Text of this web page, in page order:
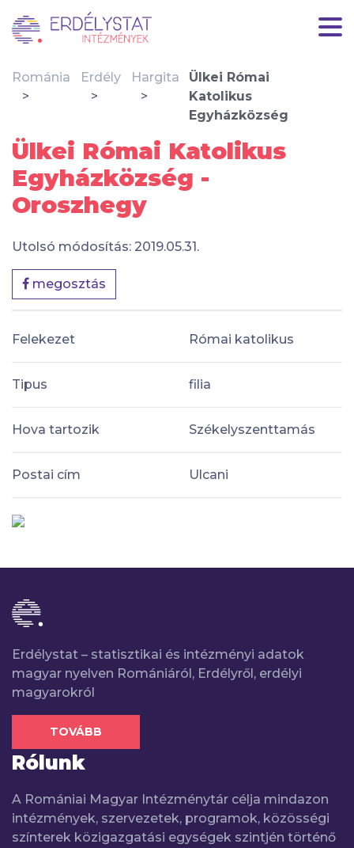
Románia Erdély Hargita
Ülkei Római
Katolikus
Egyházközség
Ülkei Római Katolikus
Egyházközség -
Oroszhegy
Utolsó módosítás: 2019.05.31.
megosztás
Felekezet Római katolikus
Tipus filia
Hova tartozik Székelyszenttamás
Postai cím Ulcani
Erdélystat – statisztikai és intézményi adatok
magyar nyelven Romániáról, Erdélyről, erdélyi
magyarokról
TOVÁBB
Rólunk
A Romániai Magyar Intézménytár célja mindazon
intézmények, szervezetek, programok, közösségi
színterek közigazgatási egységek szintjén történő